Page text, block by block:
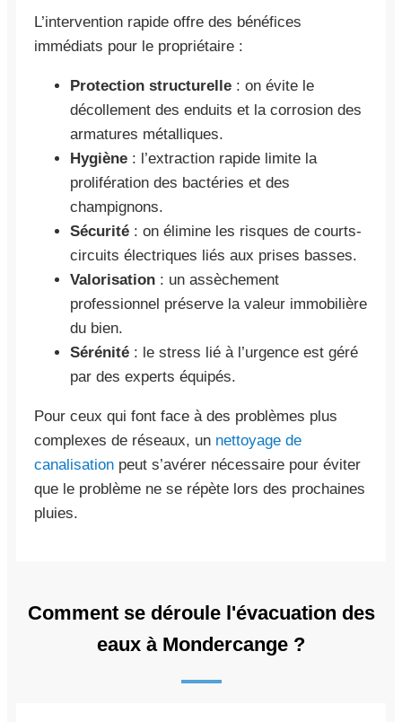
L’intervention rapide offre des bénéfices
immédiats pour le propriétaire :
Protection structurelle : on évite le
décollement des enduits et la corrosion des
armatures métalliques.
Hygiène : l’extraction rapide limite la
prolifération des bactéries et des
champignons.
Sécurité : on élimine les risques de courts-
circuits électriques liés aux prises basses.
Valorisation : un assèchement
professionnel préserve la valeur immobilière
du bien.
Sérénité : le stress lié à l’urgence est géré
par des experts équipés.
Pour ceux qui font face à des problèmes plus
complexes de réseaux, un nettoyage de
canalisation peut s’avérer nécessaire pour éviter
que le problème ne se répète lors des prochaines
pluies.
Comment se déroule l'évacuation des
eaux à Mondercange ?